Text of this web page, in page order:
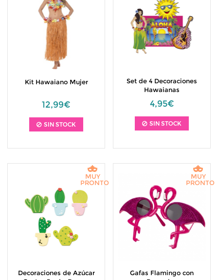
Kit Hawaiano Mujer
12,99€
SIN STOCK
Set de 4 Decoraciones
Hawaianas
4,95€
SIN STOCK
Decoraciones de Azúcar
MUY
PRONTO
Gafas Flamingo con
MUY
PRONTO